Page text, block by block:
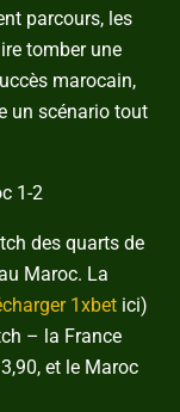
parcours, les
tomber une
marocain,
un scénario tout
1-2
des quarts de
Maroc. La
1xbet ici)
– la France
et le Maroc